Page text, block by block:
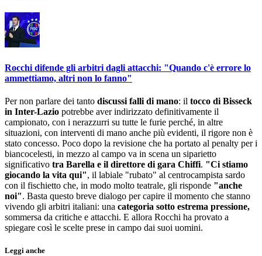
Rocchi difende gli arbitri dagli attacchi: "Quando c'è errore lo
ammettiamo, altri non lo fanno"
Per non parlare dei tanto discussi falli di mano: il tocco di Bisseck
in Inter-Lazio potrebbe aver indirizzato definitivamente il
campionato, con i nerazzurri su tutte le furie perché, in altre
situazioni, con interventi di mano anche più evidenti, il rigore non è
stato concesso. Poco dopo la revisione che ha portato al penalty per i
biancocelesti, in mezzo al campo va in scena un siparietto
significativo tra Barella e il direttore di gara Chiffi. "Ci stiamo
giocando la vita qui", il labiale "rubato" al centrocampista sardo
con il fischietto che, in modo molto teatrale, gli risponde "anche
noi". Basta questo breve dialogo per capire il momento che stanno
vivendo gli arbitri italiani: una categoria sotto estrema pressione,
sommersa da critiche e attacchi. E allora Rocchi ha provato a
spiegare così le scelte prese in campo dai suoi uomini.
Leggi anche